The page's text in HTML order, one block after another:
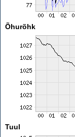
Õhurõhk
Tuul